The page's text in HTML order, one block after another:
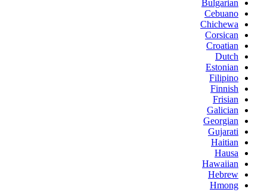
Bulgarian
Cebuano
Chichewa
Corsican
Croatian
Dutch
Estonian
Filipino
Finnish
Frisian
Galician
Georgian
Gujarati
Haitian
Hausa
Hawaiian
Hebrew
Hmong